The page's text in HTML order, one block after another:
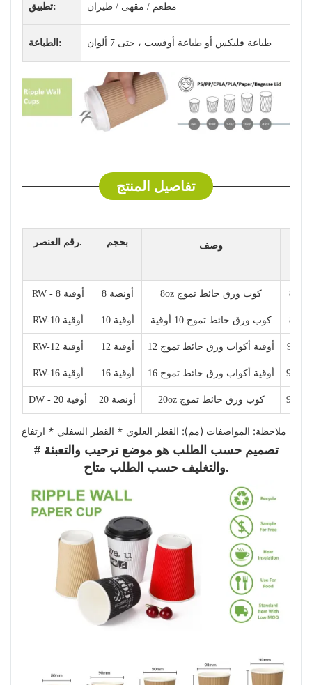
تطبيق: مطعم / مقهى / طيران
الطباعة: طباعة فليكس أو طباعة أوفست ، حتى 7 ألوان
تفاصيل المنتج
رقم العنصر. بحجم وصف
RW - 8 أوقية 8 أونصة 8oz كوب ورق حائط تموج 80 *
RW-10 أوقية 10 أوقية كوب ورق حائط تموج 10 أوقية 89 *
RW-12 أوقية 12 أوقية 12 أوقية أكواب ورق حائط تموج 90 *
RW-16 أوقية 16 أوقية 16 أوقية أكواب ورق حائط تموج 90 *
DW - 20 أوقية 20 أونصة 20oz كوب ورق حائط تموج 90 *
ملاحظة: المواصفات (مم): القطر العلوي * القطر السفلي * ارتفاع
# تصميم حسب الطلب هو موضع ترحيب والتعبئة
والتغليف حسب الطلب متاح.